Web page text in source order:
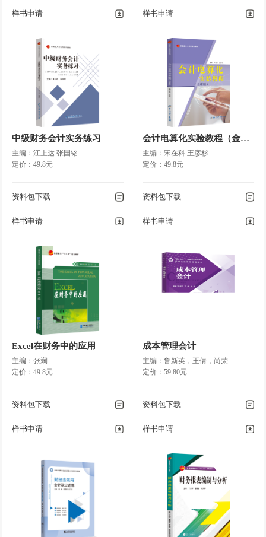
样书申请 样书申请
中级财务会计实务练习
主编：江上达 张国铭
定价：49.8元
资料包下载
样书申请
会计电算化实验教程（金蝶K4）
主编：宋在科 王彦杉
定价：49.8元
资料包下载
样书申请
Excel在财务中的应用
主编：张斓
定价：49.8元
资料包下载
样书申请
成本管理会计
主编：鲁新英，王倩，尚荣
定价：59.80元
资料包下载
样书申请